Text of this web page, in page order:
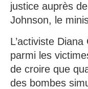
justice auprès
Johnson, le
L’activiste
parmi les
de croire que
des bombes